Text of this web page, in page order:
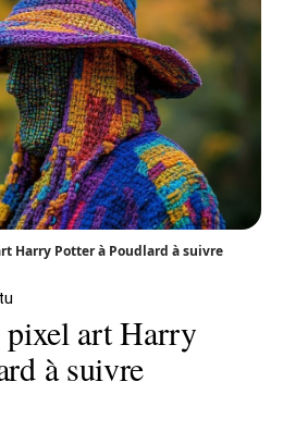
Harry Potter à Poudlard à suivre
pixel art Harry
à suivre